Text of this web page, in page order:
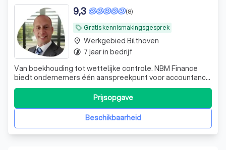
local_offer Gratis kennismakingsgesprek
(8)
9,3
Van boekhouding tot wettelijke controle. NBM Finance
biedt ondernemers één aanspreekpunt voor accountancy,
belastingadvies, audits en financieel advies.
Beschikbaarheid
Prijsopgave
place Werkgebied Bilthoven
timelapse 7 jaar in bedrijf